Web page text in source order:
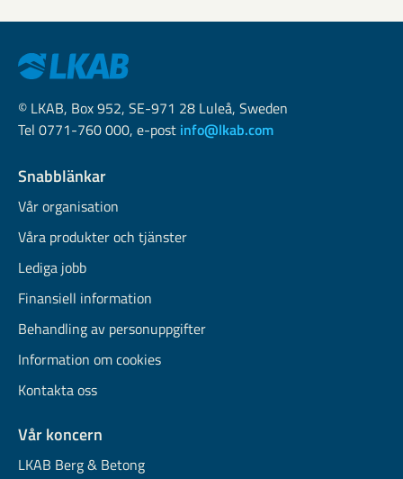
© LKAB, Box 952, SE-971 28 Luleå, Sweden
Tel 0771-760 000, e-post info@lkab.com
Snabblänkar
Vår organisation
Våra produkter och tjänster
Lediga jobb
Finansiell information
Behandling av personuppgifter
Information om cookies
Kontakta oss
Vår koncern
LKAB Berg & Betong